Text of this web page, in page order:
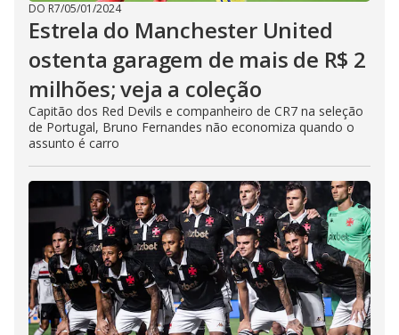
DO R7/05/01/2024
Estrela do Manchester United
ostenta garagem de mais de R$ 2
milhões; veja a coleção
Capitão dos Red Devils e companheiro de CR7 na seleção
de Portugal, Bruno Fernandes não economiza quando o
assunto é carro